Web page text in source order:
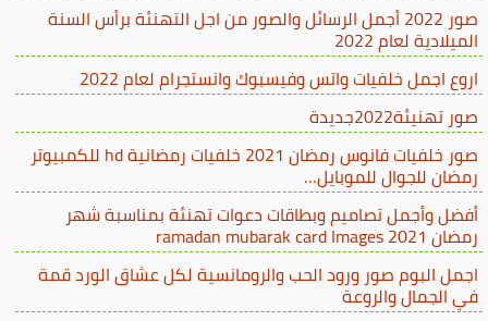
صور 2022 أجمل الرسائل والصور من اجل التهنئة برأس السنة
الميلادية لعام 2022
اروع اجمل خلفيات واتس وفيسبوك وانستجرام لعام 2022
صور تهنيئة2022جديدة
صور خلفيات فانوس رمضان 2021 خلفيات رمضانية hd للكمبيوتر
رمضان للجوال للموبايل…
أفضل وأجمل تصاميم وبطاقات دعوات تهنئة بمناسبة شهر
رمضان ramadan mubarak card Images 2021
اجمل البوم صور ورود الحب والرومانسية لكل عشاق الورد قمة
في الجمال والروعة